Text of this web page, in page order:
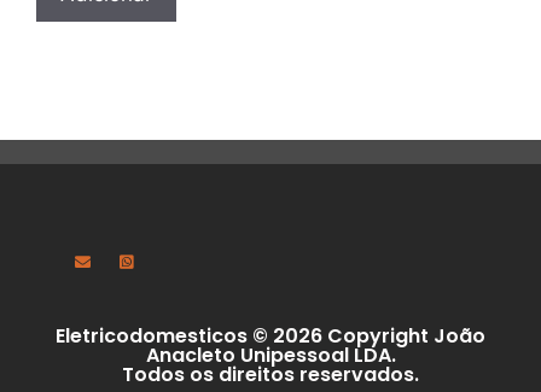
Eletricodomesticos © 2026 Copyright João
Anacleto Unipessoal LDA.
Todos os direitos reservados.